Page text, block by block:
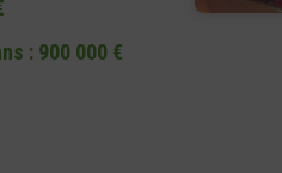
: 900 000 €